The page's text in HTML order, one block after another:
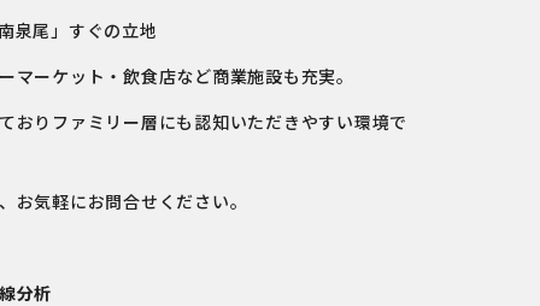
泉尾」すぐの立地
マーケット・飲食店など商業施設も充実。
おりファミリー層にも認知いただきやすい環境で
お気軽にお問合せください。
分析